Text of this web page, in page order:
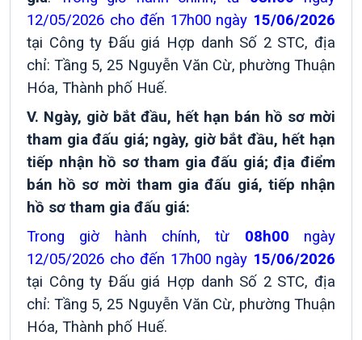
12/05/2026 cho đến 17h00 ngày 15/06/2026
tại Công ty Đấu giá Hợp danh Số 2 STC, địa
chỉ:Tầng 5, 25 Nguyễn Văn Cừ, phường Thuận
Hóa, Thành phố Huế.
V. Ngày, giờ bắt đầu, hết hạn bán hồ sơ mời
tham gia đấu giá; ngày, giờ bắt đầu, hết hạn
tiếp nhận hồ sơ tham gia đấu giá; địa điểm
bán hồ sơ mời tham gia đấu giá, tiếp nhận
hồ sơ tham gia đấu giá:
Trong giờ hành chính, từ 08h00 ngày
12/05/2026 cho đến 17h00 ngày 15/06/2026
tại Công ty Đấu giá Hợp danh Số 2 STC, địa
chỉ:Tầng 5, 25 Nguyễn Văn Cừ, phường Thuận
Hóa, Thành phố Huế.